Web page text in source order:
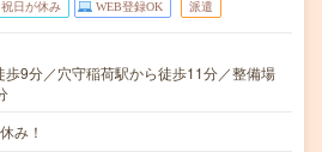
祝日が休み WEB登録OK 派遣
歩9分／穴守稲荷駅から徒歩11分／整備場
み！